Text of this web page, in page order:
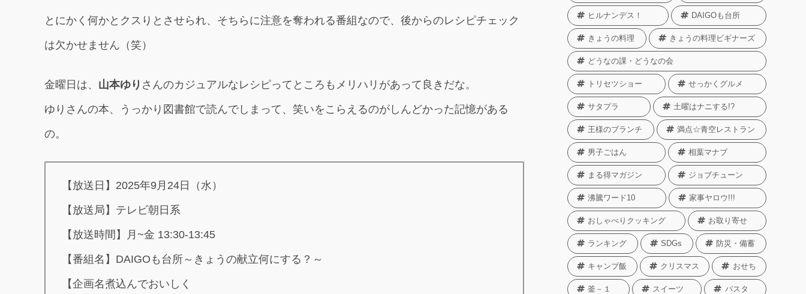
とにかく何かとクスりとさせられ、そちらに注意を奪われる番組なので、後からのレシピチェック
は欠かせません（笑）
金曜日は、 山本ゆり さんのカジュアルなレシピってところもメリハリがあって良きだな。
ゆりさんの本、うっかり図書館で読んでしまって、笑いをこらえるのがしんどかった記憶がある
の。
【放送日】2025年9月24日（水）
【放送局】テレビ朝日系
【放送時間】月~金 13:30-13:45
【番組名】DAIGOも台所～きょうの献立何にする？～
【企画名煮込んでおいしく
ヒルナンデス！ DAIGOも台所
きょうの料理 きょうの料理ビギナーズ
どうなの課・どうなの会
トリセツショー せっかくグルメ
サタプラ 土曜はナニする!?
王様のブランチ 満点☆青空レストラン
男子ごはん 相葉マナブ
まる得マガジン ジョブチューン
沸騰ワード10 家事ヤロウ!!!
おしゃべりクッキング お取り寄せ
ランキング SDGs 防災・備蓄
キャンプ飯 クリスマス おせち
釜－１ スイーツ パスタ